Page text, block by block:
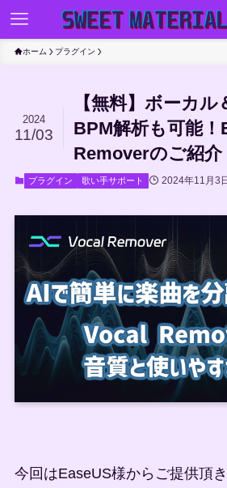
ホーム プラグイン
【無料】ボーカル
BPM解析も可能！
Removerのご紹介
2024
11/03
プラグイン 歌い手サポート 2024年11月3日
今回はEaseUS様からご提供頂